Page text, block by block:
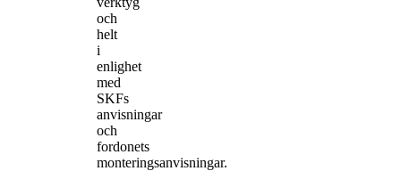
och
helt
i
enlighet
med
SKFs
anvisningar
och
fordonets
monteringsanvisningar.